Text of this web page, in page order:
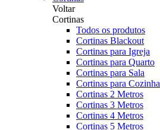
Voltar
Cortinas
Todos os produtos
Cortinas Blackout
Cortinas para Igreja
Cortinas para Quarto
Cortinas para Sala
Cortinas para Cozinha
Cortinas 2 Metros
Cortinas 3 Metros
Cortinas 4 Metros
Cortinas 5 Metros